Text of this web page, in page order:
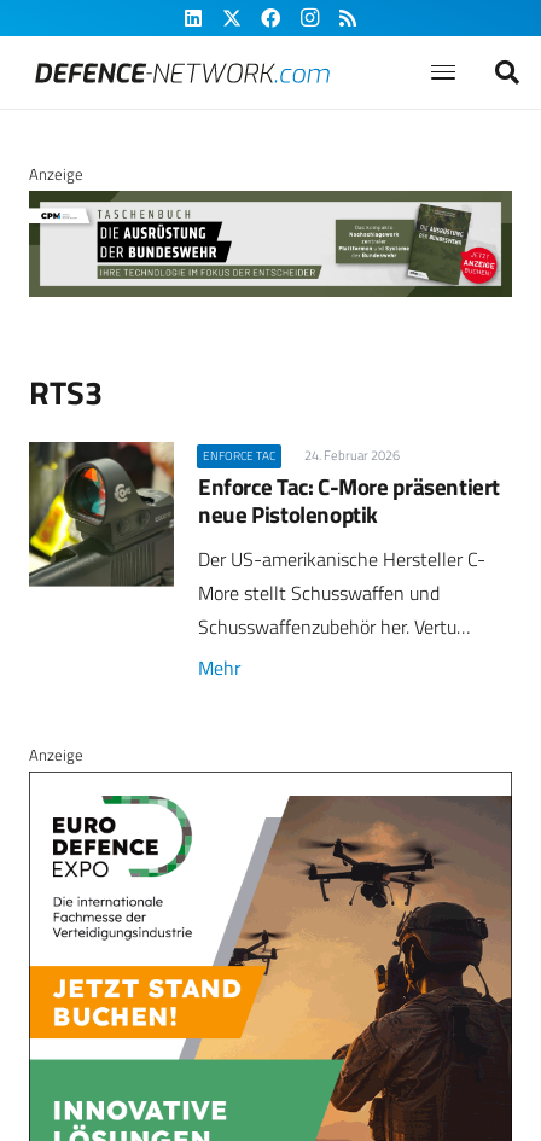
Anzeige
RTS3
ENFORCE TAC 24. Februar 2026
Enforce Tac: C-More präsentiert
neue Pistolenoptik
Der US-amerikanische Hersteller C-
More stellt Schusswaffen und
Schusswaffenzubehör her. Vertu…
Mehr
Anzeige